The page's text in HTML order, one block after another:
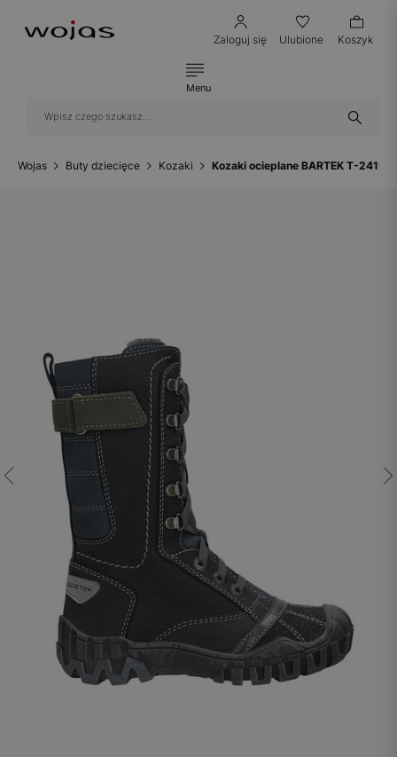
Zaloguj się Ulubione Koszyk
Menu
Wojas Buty dziecięce Kozaki Kozaki ocieplane BARTEK T-